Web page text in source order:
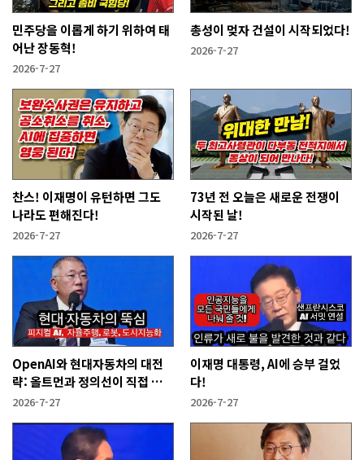
민주당을 이롭게 하기 위하여 태
어난 장동혁!
2026-7-27
총성이 멎자 건설이 시작되었다!
2026-7-27
찬스! 이재명이 유턴하면 그도
나라도 편해진다!
2026-7-27
73년 전 오늘은 새로운 전쟁이
시작된 날!
2026-7-27
OpenAI와 현대자동차의 대전
략: 올트먼과 정의선이 직접 설
명한다!
2026-7-27
이재명 대통령, AI에 승부 걸었
다!
2026-7-27